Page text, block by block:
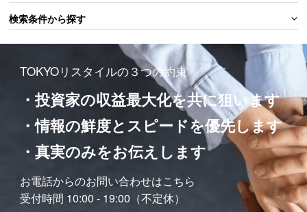
検索条件から探す
TOKYOリスタイルの３つの約束
・投資家の収益最大化を共に狙います
・情報の鮮度とスピードを優先します
・真実のみをお伝えします
お電話からのお問い合わせはこちら
受付時間 10:00 - 19:00（不定休）